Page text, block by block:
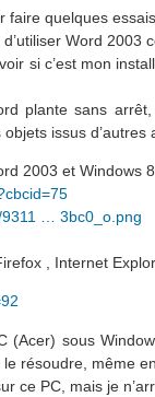
faire quelques essais.
Word 2003
si c’est mon
plante sans
issus d’autres
2003 et Windows
9311 … 3bc0_o.png
, Internet
(Acer) sous
résoudre, même
ce PC, mais je